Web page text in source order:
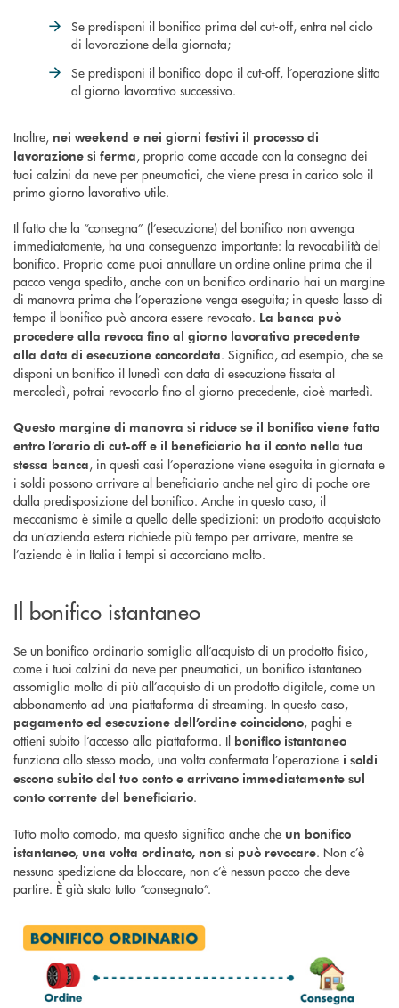
Se predisponi il bonifico prima del cut-off, entra nel ciclo
di lavorazione della giornata;
Se predisponi il bonifico dopo il cut-off, l’operazione slitta
al giorno lavorativo successivo.
Inoltre, nei weekend e nei giorni festivi il processo di
lavorazione si ferma, proprio come accade con la consegna dei
tuoi calzini da neve per pneumatici, che viene presa in carico solo il
primo giorno lavorativo utile.
Il fatto che la “consegna” (l’esecuzione) del bonifico non avvenga
immediatamente, ha una conseguenza importante: la revocabilità del
bonifico. Proprio come puoi annullare un ordine online prima che il
pacco venga spedito, anche con un bonifico ordinario hai un margine
di manovra prima che l’operazione venga eseguita; in questo lasso di
tempo il bonifico può ancora essere revocato. La banca può
procedere alla revoca fino al giorno lavorativo precedente
alla data di esecuzione concordata. Significa, ad esempio, che se
disponi un bonifico il lunedì con data di esecuzione fissata al
mercoledì, potrai revocarlo fino al giorno precedente, cioè martedì.
Questo margine di manovra si riduce se il bonifico viene fatto
entro l’orario di cut-off e il beneficiario ha il conto nella tua
stessa banca, in questi casi l’operazione viene eseguita in giornata e
i soldi possono arrivare al beneficiario anche nel giro di poche ore
dalla predisposizione del bonifico. Anche in questo caso, il
meccanismo è simile a quello delle spedizioni: un prodotto acquistato
da un’azienda estera richiede più tempo per arrivare, mentre se
l’azienda è in Italia i tempi si accorciano molto.
Il bonifico istantaneo
Se un bonifico ordinario somiglia all’acquisto di un prodotto fisico,
come i tuoi calzini da neve per pneumatici, un bonifico istantaneo
assomiglia molto di più all’acquisto di un prodotto digitale, come un
abbonamento ad una piattaforma di streaming. In questo caso,
pagamento ed esecuzione dell’ordine coincidono, paghi e
ottieni subito l’accesso alla piattaforma. Il bonifico istantaneo
funziona allo stesso modo, una volta confermata l’operazione i soldi
escono subito dal tuo conto e arrivano immediatamente sul
conto corrente del beneficiario.
Tutto molto comodo, ma questo significa anche che un bonifico
istantaneo, una volta ordinato, non si può revocare. Non c’è
nessuna spedizione da bloccare, non c’è nessun pacco che deve
partire. È già stato tutto “consegnato”.